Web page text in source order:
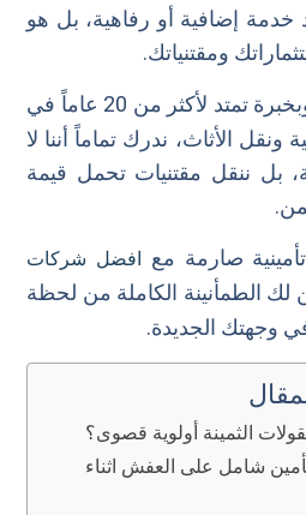
خدمة إضافية أو رفاهية، بل هو
ومقتنياتك.
، وبخبرة تمتد لأكثر من 20 عاماً في
الأثاث، ندرك تماماً أننا لا
بل ننقل مقتنيات تحمل قيمة
صارمة مع افضل شركات
الطمأنينة الكاملة من لحظة
وجهتك الجديدة.
الثمينة أولوية قصوى؟
شامل على العفش اثناء